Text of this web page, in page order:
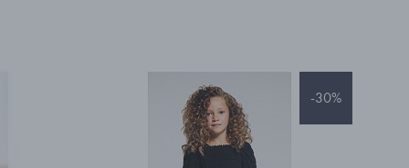
-30%